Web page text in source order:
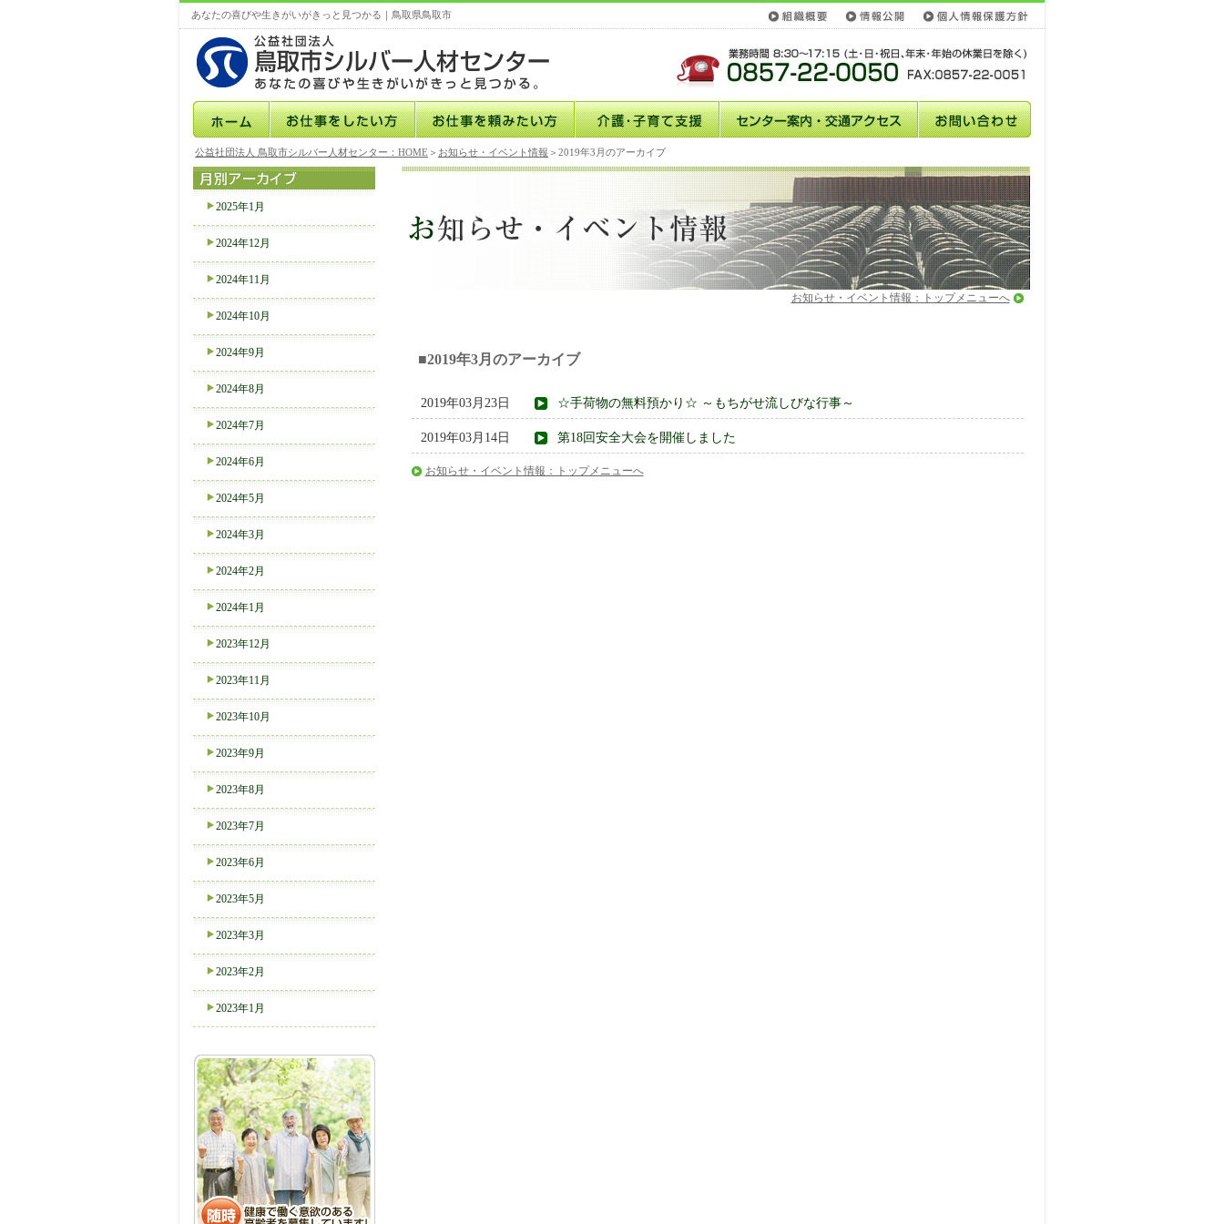
あなたの喜びや生きがいがきっと見つかる｜鳥取県鳥取市
公益社団法人 鳥取市シルバー人材センター：HOME ＞ お知らせ・イベント情報 ＞2019年3月のアーカイブ
お知らせ・イベント情報：トップメニューへ
■2019年3月のアーカイブ
2019年03月23日 ☆手荷物の無料預かり☆ ～もちがせ流しびな行事～
2019年03月14日 第18回安全大会を開催しました
お知らせ・イベント情報：トップメニューへ
2025年1月
2024年12月
2024年11月
2024年10月
2024年9月
2024年8月
2024年7月
2024年6月
2024年5月
2024年3月
2024年2月
2024年1月
2023年12月
2023年11月
2023年10月
2023年9月
2023年8月
2023年7月
2023年6月
2023年5月
2023年3月
2023年2月
2023年1月